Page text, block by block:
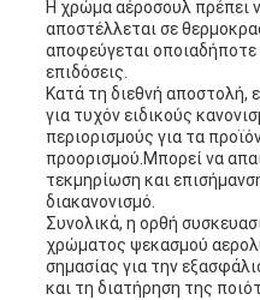
Η χρώμα αέροσουλ πρέπει
αποστέλλεται σε
αποφεύγεται
επιδόσεις.
Κατά τη διεθνή αποστολή,
για τυχόν ειδικούς
περιορισμούς για τα
προορισμού.Μπορεί να
τεκμηρίωση και
διακανονισμό.
Συνολικά, η ορθή
χρώματος ψεκασμού
σημασίας για την
και τη διατήρηση της